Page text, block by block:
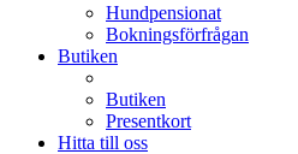
Hundpensionat
Bokningsförfrågan
Butiken
Butiken
Presentkort
Hitta till oss